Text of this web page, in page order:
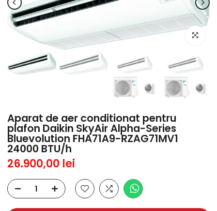
Click
Aparat de aer conditionat pentru
plafon Daikin SkyAir Alpha-Series
Bluevolution FHA71A9-RZAG71MV1
24000 BTU/h
26.900,00 lei